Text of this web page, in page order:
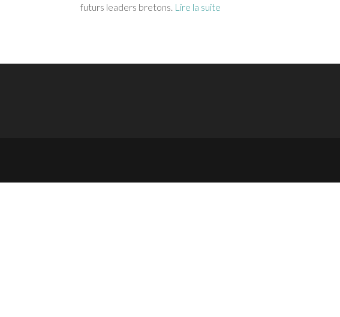
futurs leaders bretons. Lire la suite